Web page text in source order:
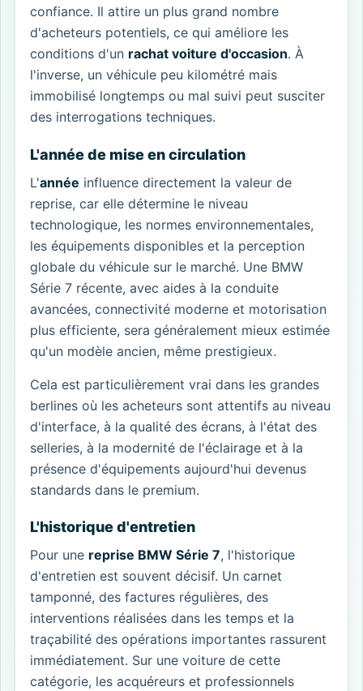
confiance. Il attire un plus grand nombre
d'acheteurs potentiels, ce qui améliore les
conditions d'un rachat voiture d'occasion. À
l'inverse, un véhicule peu kilométré mais
immobilisé longtemps ou mal suivi peut susciter
des interrogations techniques.
L'année de mise en circulation
L'année influence directement la valeur de
reprise, car elle détermine le niveau
technologique, les normes environnementales,
les équipements disponibles et la perception
globale du véhicule sur le marché. Une BMW
Série 7 récente, avec aides à la conduite
avancées, connectivité moderne et motorisation
plus efficiente, sera généralement mieux estimée
qu'un modèle ancien, même prestigieux.
Cela est particulièrement vrai dans les grandes
berlines où les acheteurs sont attentifs au niveau
d'interface, à la qualité des écrans, à l'état des
selleries, à la modernité de l'éclairage et à la
présence d'équipements aujourd'hui devenus
standards dans le premium.
L'historique d'entretien
Pour une reprise BMW Série 7, l'historique
d'entretien est souvent décisif. Un carnet
tamponné, des factures régulières, des
interventions réalisées dans les temps et la
traçabilité des opérations importantes rassurent
immédiatement. Sur une voiture de cette
catégorie, les acquéreurs et professionnels